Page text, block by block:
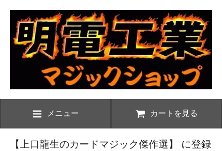
メニュー カートを見る
【上口龍生のカードマジック傑作選】 に登録